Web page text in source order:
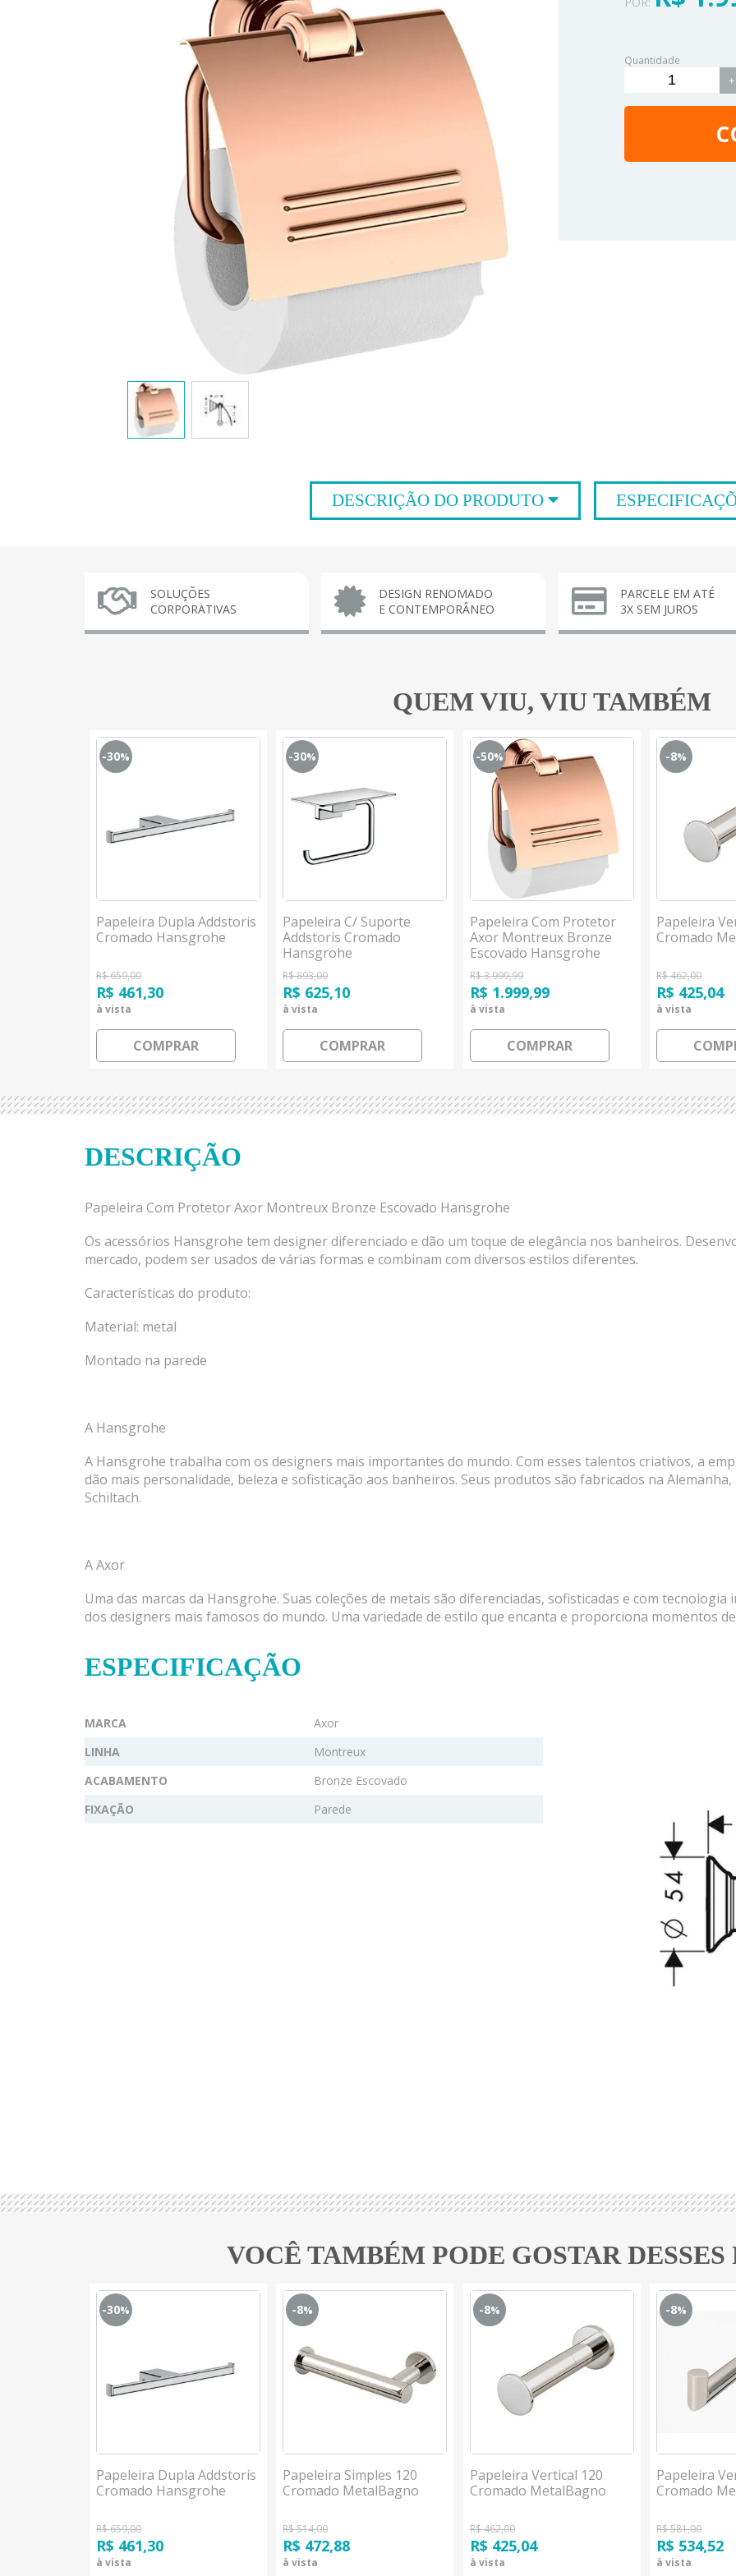
Quantidade
+
DESCRIÇÃO DO PRODUTO
SOLUÇÕES
CORPORATIVAS
DESIGN RENOMADO
E CONTEMPORÂNEO
PARCELE EM ATÉ
3X SEM JUROS
QUEM VIU, VIU TAMBÉM
-30%
Papeleira Dupla Addstoris
Cromado Hansgrohe
R$ 659,00
R$ 461,30
à vista
COMPRAR
-30%
Papeleira C/ Suporte
Addstoris Cromado
Hansgrohe
R$ 893,00
R$ 625,10
à vista
COMPRAR
-50%
Papeleira Com Protetor
Axor Montreux Bronze
Escovado Hansgrohe
R$ 3.999,99
R$ 1.999,99
à vista
COMPRAR
-8%
Papeleira
Cromado
R$ 462,00
R$ 425,04
à vista
DESCRIÇÃO
Papeleira Com Protetor Axor Montreux Bronze Escovado Hansgrohe
Os acessórios Hansgrohe tem designer diferenciado e dão um toque de elegância nos banheiros.
mercado, podem ser usados de várias formas e combinam com diversos estilos diferentes.
Características do produto:
Material: metal
Montado na parede
A Hansgrohe
A Hansgrohe trabalha com os designers mais importantes do mundo. Com esses talentos criativos, a
dão mais personalidade, beleza e sofisticação aos banheiros. Seus produtos são fabricados na
Schiltach.
A Axor
Uma das marcas da Hansgrohe. Suas coleções de metais são diferenciadas, sofisticadas e com
dos designers mais famosos do mundo. Uma variedade de estilo que encanta e proporciona momentos
ESPECIFICAÇÃO
MARCA
Axor
LINHA
Montreux
ACABAMENTO
Bronze Escovado
FIXAÇÃO
Parede
VOCÊ TAMBÉM PODE GOSTAR DESSES
-30%
Papeleira Dupla Addstoris
Cromado Hansgrohe
R$ 659,00
R$ 461,30
à vista
-8%
Papeleira Simples 120
Cromado MetalBagno
R$ 514,00
R$ 472,88
à vista
-8%
Papeleira Vertical 120
Cromado MetalBagno
R$ 462,00
R$ 425,04
à vista
-8%
Papeleira
Cromado
R$ 581,00
R$ 534,52
à vista